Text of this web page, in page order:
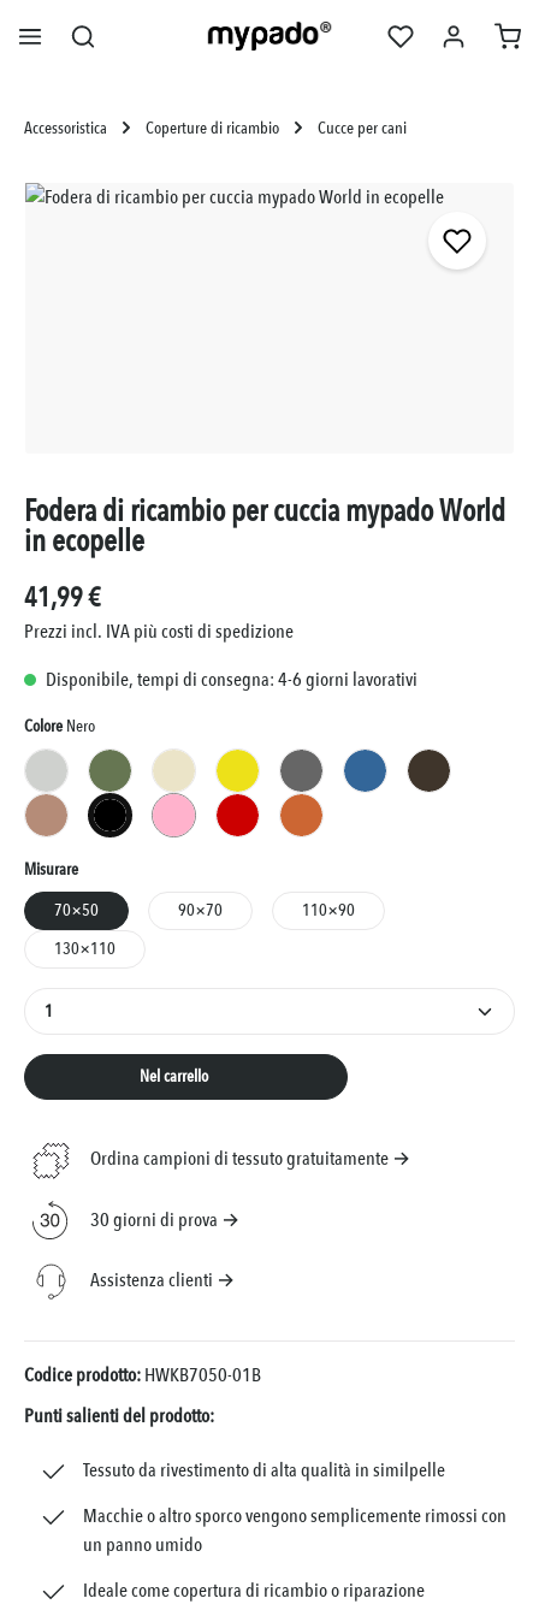
principale
Accessoristica Coperture di ricambio Cucce per cani
Salta la galleria di immagini
Fodera di ricambio per cuccia mypado World
in ecopelle
41,99 €
Prezzi incl. IVA più costi di spedizione
Disponibile, tempi di consegna: 4-6 giorni lavorativi
Seleziona
ColoreNero
Bianco Cachi Crema Giallo Grigio Marina
Marrone
Marrone Chiaro
Nero Rosa
(Questa opzione non è al momento disponibile.)
Rosso
Terracotta
Seleziona
Misurare
70×50
90×70
110×90
130×110
Quantità del prodotto: inserisci la quantità
Nel carrello
Ordina campioni di tessuto gratuitamente →
30 giorni di prova →
Assistenza clienti →
Codice prodotto:HWKB7050-01B
Punti salienti del prodotto:
Tessuto da rivestimento di alta qualità in similpelle
Macchie o altro sporco vengono semplicemente rimossi con
un panno umido
Ideale come copertura di ricambio o riparazione